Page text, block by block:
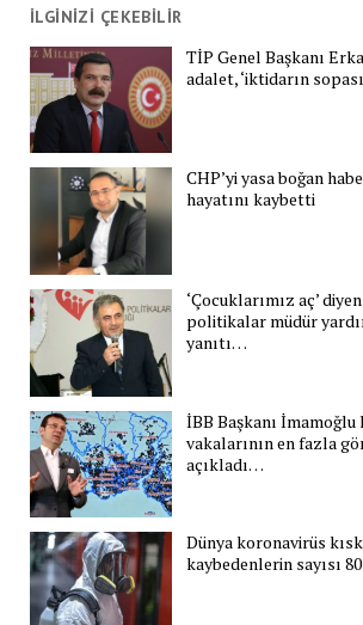
İLGİNİZİ ÇEKEBİLİR
TİP Genel Başkanı
adalet, ‘iktidarın
CHP’yi yasa boğan
hayatını kaybetti
‘Çocuklarımız aç’
politikalar müdür
yanıtı…
İBB Başkanı
vakalarının en fazla
açıkladı…
Dünya koronavirüs
kaybedenlerin sayısı